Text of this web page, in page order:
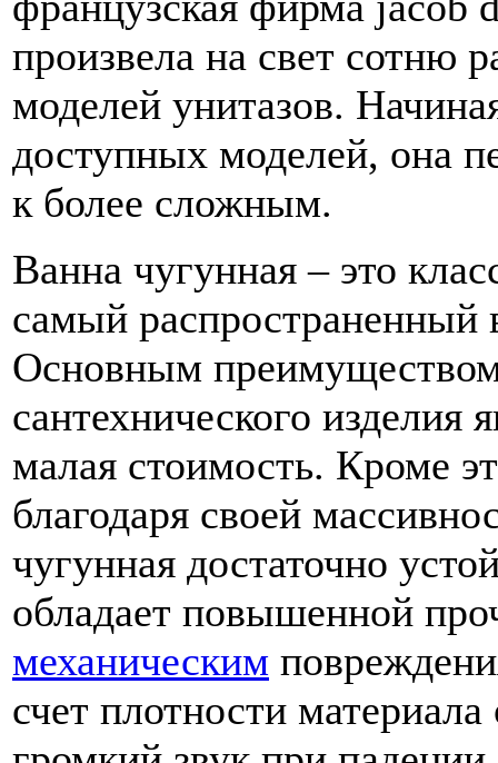
произвела на свет сотню
моделей унитазов.
доступных моделей, она
к более сложным.
Ванна чугунная – это
самый распространенный
Основным
сантехнического изделия
малая стоимость. Кроме
благодаря своей
чугунная достаточно
обладает повышенной
механическим
счет плотности материала